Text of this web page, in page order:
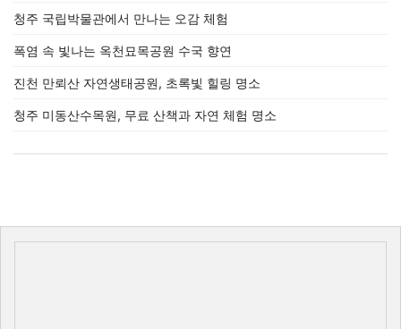
청주 국립박물관에서 만나는 오감 체험
폭염 속 빛나는 옥천묘목공원 수국 향연
진천 만뢰산 자연생태공원, 초록빛 힐링 명소
청주 미동산수목원, 무료 산책과 자연 체험 명소